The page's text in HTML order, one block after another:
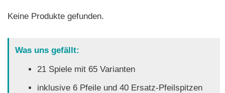
Keine Produkte gefunden.
Was uns gefällt:
21 Spiele mit 65 Varianten
inklusive 6 Pfeile und 40 Ersatz-Pfeilspitzen